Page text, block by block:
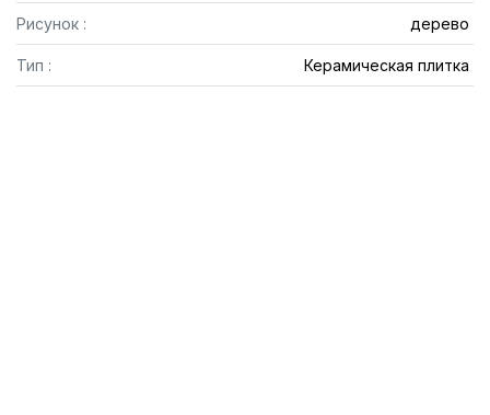
Рисунок : дерево
Тип : Керамическая плитка